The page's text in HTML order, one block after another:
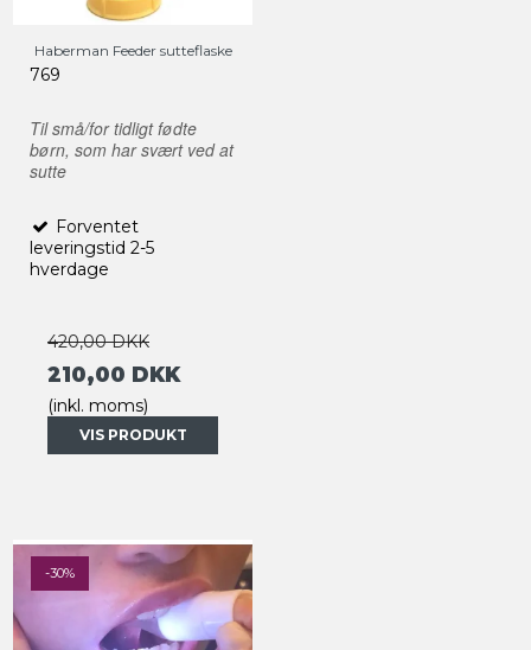
Haberman Feeder sutteflaske
769
Til små/for tidligt fødte
børn, som har svært ved at
sutte
Forventet
leveringstid 2-5
hverdage
420,00 DKK
210,00 DKK
(inkl. moms)
VIS PRODUKT
-30%